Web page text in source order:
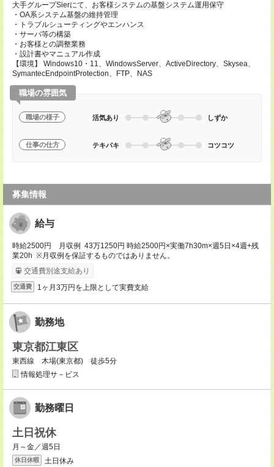
大手グループSierにて、お客様システムの基盤システム運用保守
・OA系システム基盤の維持管理
・トラブルシューティングやエンハンス
・サーバ等の構築
・お客様との調整業務
・設計書やマニュアル作成
【環境】 Windows10・11、WindowsServer、ActiveDirectory、Skysea、
SymantecEndpointProtection、FTP、NAS
職場の雰囲気
職場の様子 活気あり しずか
仕事の仕方 テキパキ コツコツ
募集情報
給与
時給2500円 月収例 43万1250円 時給2500円×実働7h30m×週5日×4週+残
業20h ※月収例を保証するものではありません。
交通費別途支給あり
交通費 1ヶ月3万円を上限として実費支給
勤務地
東京都江東区
東西線 木場(東京都) 徒歩5分
情報処理サ－ビス
勤務曜日
土日祝休
月～金／週5日
休日休暇 土日休み